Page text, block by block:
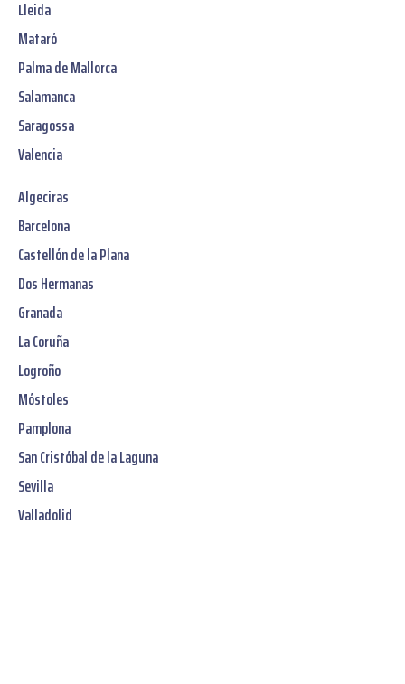
Lleida
Mataró
Palma de Mallorca
Salamanca
Saragossa
Valencia
Algeciras
Barcelona
Castellón de la Plana
Dos Hermanas
Granada
La Coruña
Logroño
Móstoles
Pamplona
San Cristóbal de la Laguna
Sevilla
Valladolid